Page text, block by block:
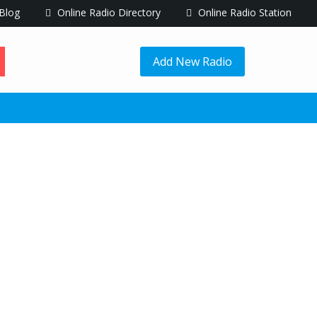
Blog Online Radio Directory Online Radio Station
Add New Radio